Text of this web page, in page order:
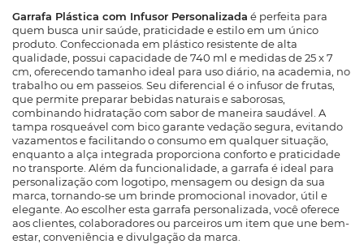
Garrafa Plástica com Infusor Personalizada é perfeita para
quem busca unir saúde, praticidade e estilo em um único
produto. Confeccionada em plástico resistente de alta
qualidade, possui capacidade de 740 ml e medidas de 25 x 7
cm, oferecendo tamanho ideal para uso diário, na academia, no
trabalho ou em passeios. Seu diferencial é o infusor de frutas,
que permite preparar bebidas naturais e saborosas,
combinando hidratação com sabor de maneira saudável. A
tampa rosqueável com bico garante vedação segura, evitando
vazamentos e facilitando o consumo em qualquer situação,
enquanto a alça integrada proporciona conforto e praticidade
no transporte. Além da funcionalidade, a garrafa é ideal para
personalização com logotipo, mensagem ou design da sua
marca, tornando-se um brinde promocional inovador, útil e
elegante. Ao escolher esta garrafa personalizada, você oferece
aos clientes, colaboradores ou parceiros um item que une bem-
estar, conveniência e divulgação da marca.